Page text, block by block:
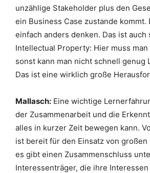
unzählige Stakeholder plus den
ein Business Case zustande kommt.
einfach anders denken. Das ist auch
Intellectual Property: Hier muss
sonst kann man nicht schnell genug
Das ist eine wirklich große
Mallasch: Eine wichtige
der Zusammenarbeit und die
alles in kurzer Zeit bewegen kann.
ist bereit für den Einsatz von großen
es gibt einen Zusammenschluss
Interessenträger, die ihre Interessen